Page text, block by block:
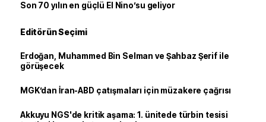
Son 70 yılın en güçlü El Nino’su geliyor
Editörün Seçimi
Erdoğan, Muhammed Bin Selman ve Şahbaz Şerif ile
görüşecek
MGK’dan İran-ABD çatışmaları için müzakere çağrısı
Akkuyu NGS'de kritik aşama: 1. ünitede türbin tesisi